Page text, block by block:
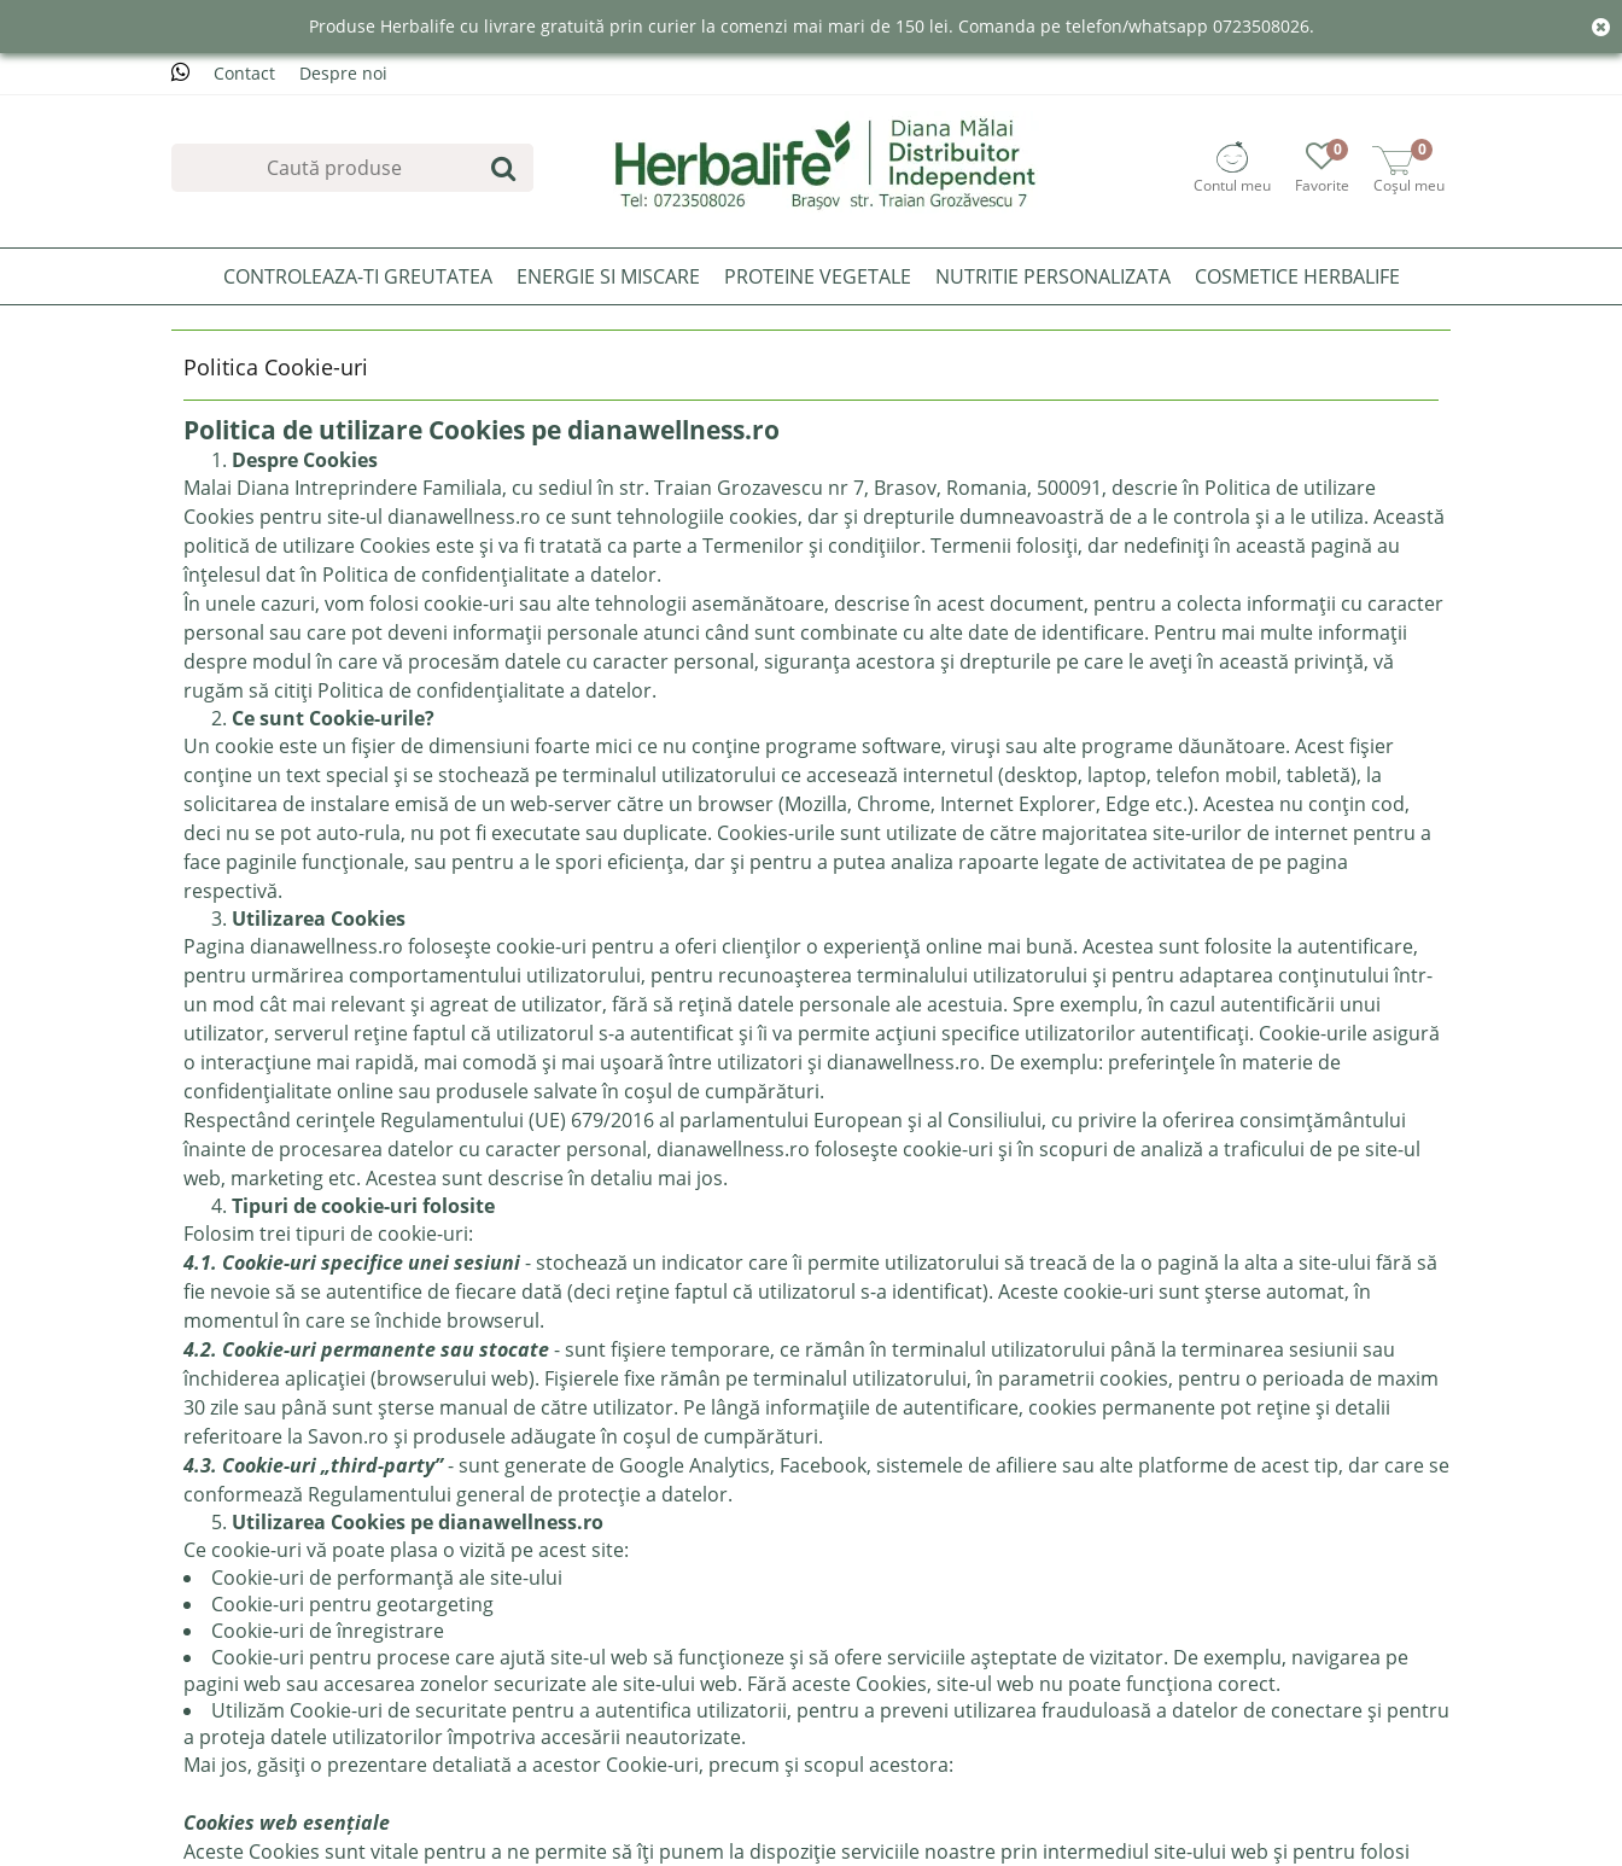
Produse Herbalife cu livrare gratuită prin curier la comenzi mai mari de 150 lei. Comanda pe telefon/whatsapp 0723508026.
Contact Despre noi
Contul meu Favorite
0
Coșul meu
0
CONTROLEAZA-TI GREUTATEA ENERGIE SI MISCARE PROTEINE VEGETALE NUTRITIE PERSONALIZATA COSMETICE HERBALIFE
Politica Cookie-uri
Politica de utilizare Cookies pe dianawellness.ro
Despre Cookies
Malai Diana Intreprindere Familiala, cu sediul în str. Traian Grozavescu nr 7, Brasov, Romania, 500091, descrie în Politica de utilizare
Cookies pentru site-ul dianawellness.ro ce sunt tehnologiile cookies, dar și drepturile dumneavoastră de a le controla și a le utiliza. Această
politică de utilizare Cookies este și va fi tratată ca parte a Termenilor și condițiilor. Termenii folosiți, dar nedefiniți în această pagină au
înțelesul dat în Politica de confidențialitate a datelor.
În unele cazuri, vom folosi cookie-uri sau alte tehnologii asemănătoare, descrise în acest document, pentru a colecta informații cu caracter
personal sau care pot deveni informații personale atunci când sunt combinate cu alte date de identificare. Pentru mai multe informații
despre modul în care vă procesăm datele cu caracter personal, siguranța acestora și drepturile pe care le aveți în această privință, vă
rugăm să citiți Politica de confidențialitate a datelor.
Ce sunt Cookie-urile?
Un cookie este un fișier de dimensiuni foarte mici ce nu conține programe software, viruși sau alte programe dăunătoare. Acest fișier
conține un text special și se stochează pe terminalul utilizatorului ce accesează internetul (desktop, laptop, telefon mobil, tabletă), la
solicitarea de instalare emisă de un web-server către un browser (Mozilla, Chrome, Internet Explorer, Edge etc.). Acestea nu conțin cod,
deci nu se pot auto-rula, nu pot fi executate sau duplicate. Cookies-urile sunt utilizate de către majoritatea site-urilor de internet pentru a
face paginile funcționale, sau pentru a le spori eficiența, dar și pentru a putea analiza rapoarte legate de activitatea de pe pagina
respectivă.
Utilizarea Cookies
Pagina dianawellness.ro folosește cookie-uri pentru a oferi clienților o experiență online mai bună. Acestea sunt folosite la autentificare,
pentru urmărirea comportamentului utilizatorului, pentru recunoașterea terminalului utilizatorului și pentru adaptarea conținutului într-
un mod cât mai relevant și agreat de utilizator, fără să rețină datele personale ale acestuia. Spre exemplu, în cazul autentificării unui
utilizator, serverul reține faptul că utilizatorul s-a autentificat și îi va permite acțiuni specifice utilizatorilor autentificați. Cookie-urile asigură
o interacțiune mai rapidă, mai comodă și mai ușoară între utilizatori și dianawellness.ro. De exemplu: preferințele în materie de
confidențialitate online sau produsele salvate în coșul de cumpărături.
Respectând cerințele Regulamentului (UE) 679/2016 al parlamentului European și al Consiliului, cu privire la oferirea consimțământului
înainte de procesarea datelor cu caracter personal, dianawellness.ro folosește cookie-uri și în scopuri de analiză a traficului de pe site-ul
web, marketing etc. Acestea sunt descrise în detaliu mai jos.
Tipuri de cookie-uri folosite
Folosim trei tipuri de cookie-uri:
4.1. Cookie-uri specifice unei sesiuni- stochează un indicator care îi permite utilizatorului să treacă de la o pagină la alta a site-ului fără să
fie nevoie să se autentifice de fiecare dată (deci reține faptul că utilizatorul s-a identificat). Aceste cookie-uri sunt șterse automat, în
momentul în care se închide browserul.
4.2. Cookie-uri permanente sau stocate- sunt fișiere temporare, ce rămân în terminalul utilizatorului până la terminarea sesiunii sau
închiderea aplicației (browserului web). Fișierele fixe rămân pe terminalul utilizatorului, în parametrii cookies, pentru o perioada de maxim
30 zile sau până sunt șterse manual de către utilizator. Pe lângă informațiile de autentificare, cookies permanente pot reține și detalii
referitoare la Savon.ro și produsele adăugate în coșul de cumpărături.
4.3. Cookie-uri „third-party”- sunt generate de Google Analytics, Facebook, sistemele de afiliere sau alte platforme de acest tip, dar care se
conformează Regulamentului general de protecție a datelor.
Utilizarea Cookies pe dianawellness.ro
Ce cookie-uri vă poate plasa o vizită pe acest site:
Cookie-uri de performanță ale site-ului
Cookie-uri pentru geotargeting
Cookie-uri de înregistrare
Cookie-uri pentru procese care ajută site-ul web să funcționeze și să ofere serviciile așteptate de vizitator. De exemplu, navigarea pe
pagini web sau accesarea zonelor securizate ale site-ului web. Fără aceste Cookies, site-ul web nu poate funcționa corect.
Utilizăm Cookie-uri de securitate pentru a autentifica utilizatorii, pentru a preveni utilizarea frauduloasă a datelor de conectare și pentru
a proteja datele utilizatorilor împotriva accesării neautorizate.
Mai jos, găsiți o prezentare detaliată a acestor Cookie-uri, precum și scopul acestora:
Cookies web esențiale
Aceste Cookies sunt vitale pentru a ne permite să îți punem la dispoziție serviciile noastre prin intermediul site-ului web și pentru folosi